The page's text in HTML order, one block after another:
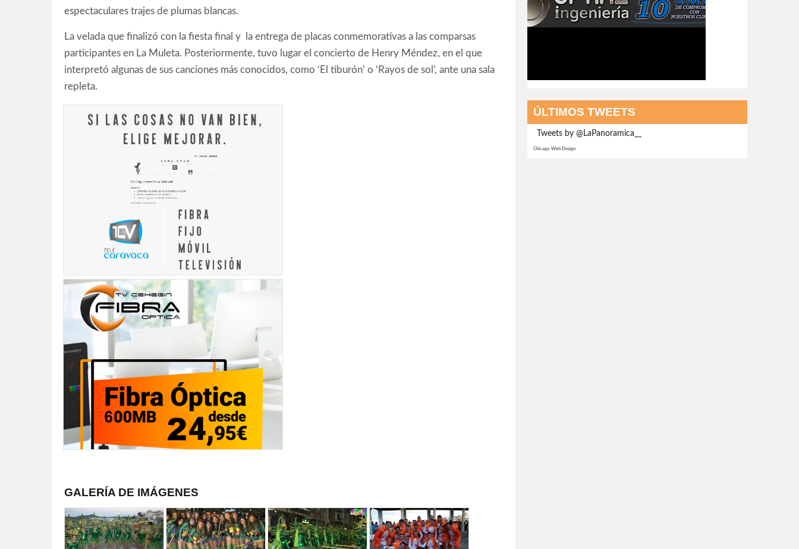
espectaculares trajes de plumas blancas.
La velada que finalizó con la fiesta final y la entrega de placas conmemorativas a las comparsas
participantes en La Muleta. Posteriormente, tuvo lugar el concierto de Henry Méndez, en el que
interpretó algunas de sus canciones más conocidos, como ‘El tiburón’ o ‘Rayos de sol’, ante una sala
repleta.
GALERÍA DE IMÁGENES
ÚLTIMOS TWEETS
Tweets by @LaPanoramica__
Chicago Web Design